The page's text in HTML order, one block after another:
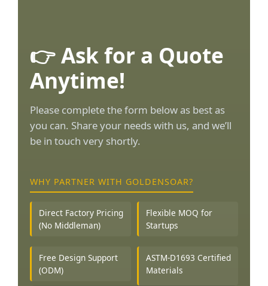
👉 Ask for a Quote
Anytime!
Please complete the form below as best as
you can. Share your needs with us, and we’ll
be in touch very shortly.
WHY PARTNER WITH GOLDENSOAR?
Direct Factory Pricing
(No Middleman)
Flexible MOQ for
Startups
Free Design Support
(ODM)
ASTM-D1693 Certified
Materials